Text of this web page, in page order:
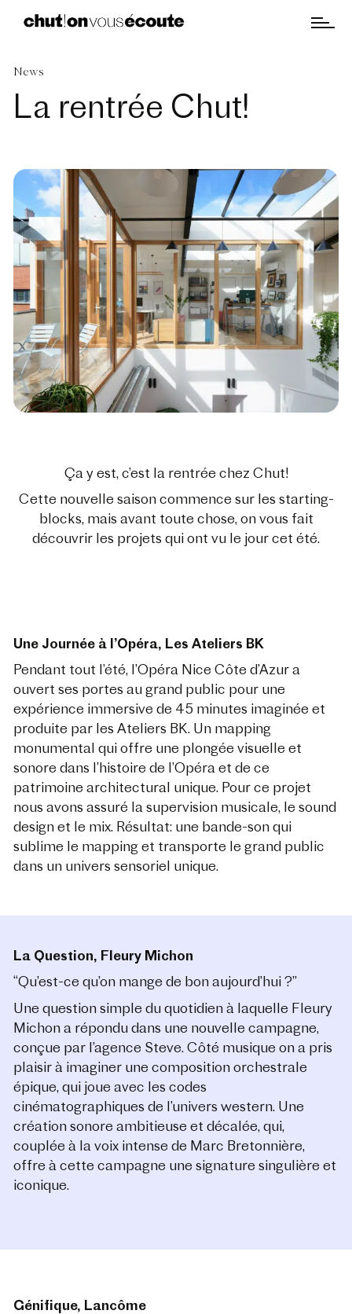
News
La rentrée Chut!
Ça y est, c’est la rentrée chez Chut!
Cette nouvelle saison commence sur les starting-
blocks, mais avant toute chose, on vous fait
découvrir les projets qui ont vu le jour cet été.
Une Journée à l’Opéra, Les Ateliers BK
Pendant tout l’été, l’Opéra Nice Côte d’Azur a
ouvert ses portes au grand public pour une
expérience immersive de 45 minutes imaginée et
produite par les Ateliers BK. Un mapping
monumental qui offre une plongée visuelle et
sonore dans l’histoire de l’Opéra et de ce
patrimoine architectural unique. Pour ce projet
nous avons assuré la supervision musicale, le sound
design et le mix. Résultat: une bande-son qui
sublime le mapping et transporte le grand public
dans un univers sensoriel unique.
La Question, Fleury Michon
“Qu’est-ce qu’on mange de bon aujourd’hui ?”
Une question simple du quotidien à laquelle Fleury
Michon a répondu dans une nouvelle campagne,
conçue par l’agence Steve. Côté musique on a pris
plaisir à imaginer une composition orchestrale
épique, qui joue avec les codes
cinématographiques de l’univers western. Une
création sonore ambitieuse et décalée, qui,
couplée à la voix intense de Marc Bretonnière,
offre à cette campagne une signature singulière et
iconique.
Génifique, Lancôme